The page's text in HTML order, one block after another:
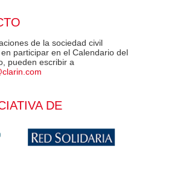
de la sociedad civil
participar en el Calendario del
pueden escribir a
DE